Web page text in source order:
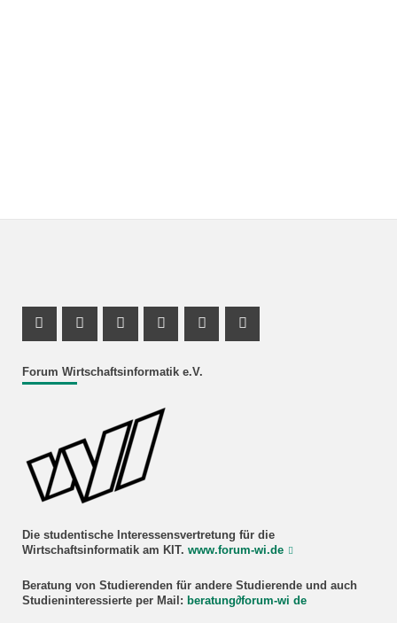
Forum Wirtschaftsinformatik e.V.
Die studentische Interessensvertretung für die
Wirtschaftsinformatik am KIT. www.forum-wi.de
Beratung von Studierenden für andere Studierende und auch
Studieninteressierte per Mail: beratung∂forum-wi de
Facebook Profil
Instagram Profil
Facebook Profil
Youtube Profil
Instagram Profil
Youtube Profil